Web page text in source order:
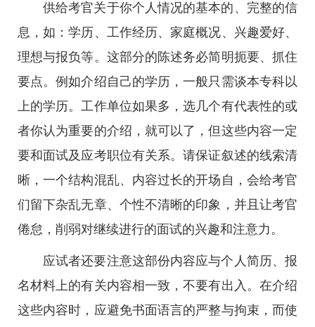
供给考官关于你个人情况的基本的、完整的信
息，如：学历、工作经历、家庭概况、兴趣爱好、
理想与报负等。这部分的陈述务必简明扼要、抓住
要点。例如介绍自己的学历，一般只需谈本专科以
上的学历。工作单位如果多，选几个有代表性的或
者你认为重要的介绍，就可以了，但这些内容一定
要和面试及应考职位有关系。请保证叙述的线索清
晰，一个结构混乱、内容过长的开场自，会给考官
们留下杂乱无章、个性不清晰的印象，并且让考官
倦怠，削弱对继续进行的面试的兴趣和注意力。
应试者还要注意这部份内容应与个人简历、报
名材料上的有关内容相一致，不要有出入。在介绍
这些内容时，应避免书面语言的严整与拘束，而使